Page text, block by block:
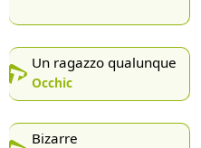
Un ragazzo qualunque
Occhic
Bizarre